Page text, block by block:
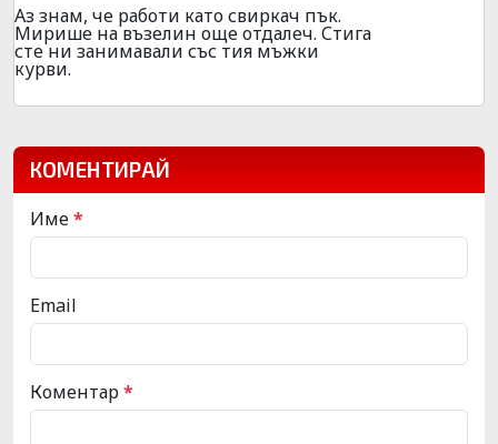
Аз знам, че работи като свиркач пък.
Мирише на възелин още отдалеч. Стига
сте ни занимавали със тия мъжки
курви.
КОМЕНТИРАЙ
Име*
Email
Коментар*